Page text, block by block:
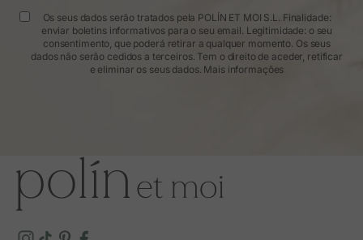
Os seus dados serão tratados pela POLÍN ET MOI S.L. Finalidade:
enviar boletins informativos para o seu email. Legitimidade: o seu
consentimento, que poderá retirar a qualquer momento. Os seus
dados não serão cedidos a terceiros. Tem o direito de aceder, retificar
e eliminar os seus dados. Mais informações